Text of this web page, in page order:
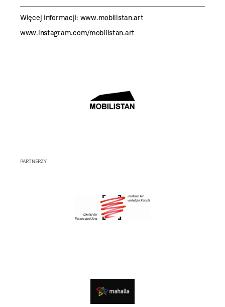
Więcej informacji: www.mobilistan.art
www.instagram.com/mobilistan.art
PARTNERZY